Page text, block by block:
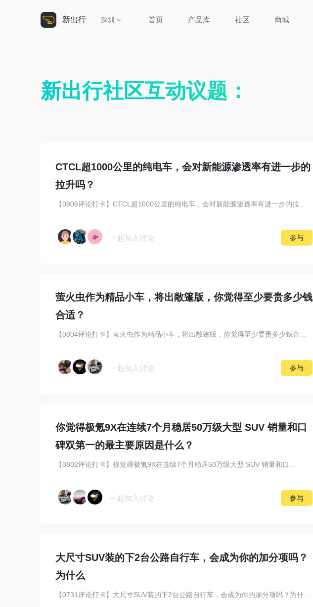
新出行 深圳 首页 产品库 社区 商城
新出行社区互动议题：
CTCL超1000公里的纯电车，会对新能源渗透率有进一步的
拉升吗？
【0806评论打卡】CTCL超1000公里的纯电车，会对新能源渗透率有进一步的拉...
一起加入讨论 参与
萤火虫作为精品小车，将出敞篷版，你觉得至少要贵多少钱
合适？
一起加入讨论 参与
你觉得极氪9X在连续7个月稳居50万级大型 SUV 销量和口
碑双第一的最主要原因是什么？
【0802评论打卡】你觉得极氪9X在连续7个月稳居50万级大型 SUV 销量和口...
一起加入讨论 参与
大尺寸SUV装的下2台公路自行车，会成为你的加分项吗？
为什么